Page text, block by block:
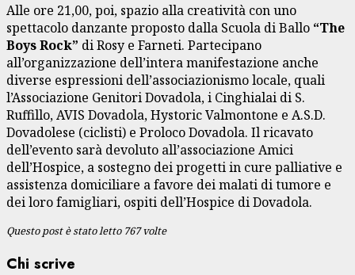
Alle ore 21,00, poi, spazio alla creatività con uno
spettacolo danzante proposto dalla Scuola di Ballo “The
Boys Rock” di Rosy e Farneti. Partecipano
all’organizzazione dell’intera manifestazione anche
diverse espressioni dell’associazionismo locale, quali
l’Associazione Genitori Dovadola, i Cinghialai di S.
Ruffillo, AVIS Dovadola, Hystoric Valmontone e A.S.D.
Dovadolese (ciclisti) e Proloco Dovadola. Il ricavato
dell’evento sarà devoluto all’associazione Amici
dell’Hospice, a sostegno dei progetti in cure palliative e
assistenza domiciliare a favore dei malati di tumore e
dei loro famigliari, ospiti dell’Hospice di Dovadola.
Questo post è stato letto 767 volte
Chi scrive